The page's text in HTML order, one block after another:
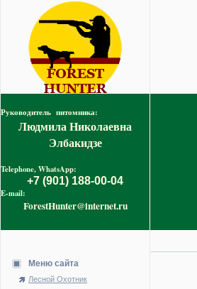
Руководитель питомника:
Людмила Николаевна
Элбакидзе
Telephone, WhatsApp:
+7 (901) 188-00-04
E-mail:
ForestHunter@internet.ru
Меню сайта
Лесной Охотник